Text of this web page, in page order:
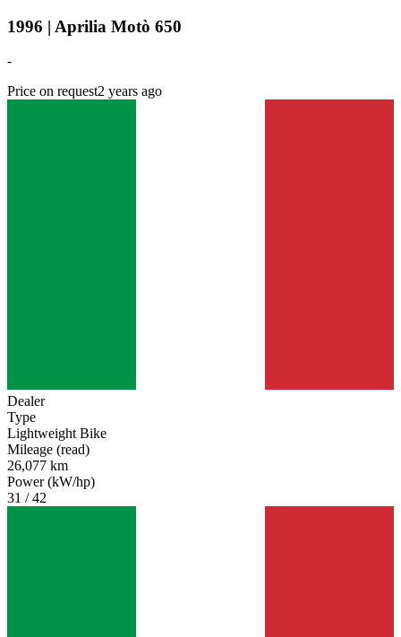
1996 | Aprilia Motò 650
-
Price on request2 years ago
Dealer
Type
Lightweight Bike
Mileage (read)
26,077 km
Power (kW/hp)
31 / 42